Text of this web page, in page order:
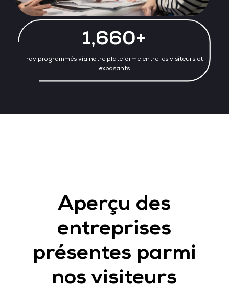
1,660+
rdv programmés via notre plateforme entre les visiteurs et
exposants
Aperçu des
entreprises
présentes parmi
nos visiteurs